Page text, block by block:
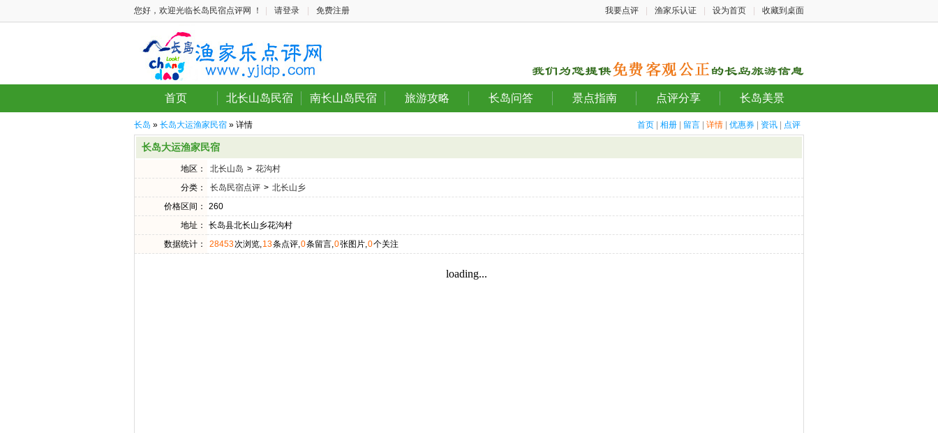
您好，欢迎光临长岛民宿点评网 ！ 请登录 免费注册 我要点评 渔家乐认证 设为首页 收藏到桌面
首页 北长山岛民宿 南长山岛民宿 旅游攻略 长岛问答 景点指南 点评分享 长岛美景
首页 相册 留言 详情 优惠券 资讯 点评
长岛 » 长岛大运渔家民宿 » 详情
长岛大运渔家民宿
地区： 北长山岛 > 花沟村
分类：
长岛民宿点评 > 北长山乡
价格区间：
260
地址：
长岛县北长山乡花沟村
数据统计：
28453次浏览,13条点评,0条留言,0张图片,0个关注